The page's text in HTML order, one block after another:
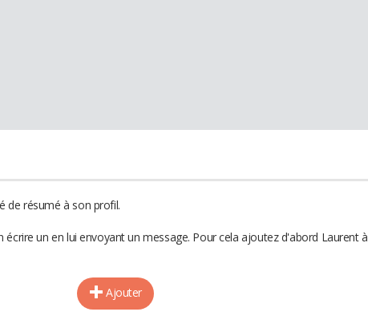
de résumé à son profil.
écrire un en lui envoyant un message. Pour cela ajoutez d'abord Laurent à
Ajouter